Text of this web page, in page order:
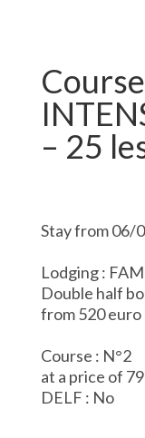
– 25
Stay from 06/
Lodging :
Double half
from 520 euro
Course : N°2
at a price of
DELF : No